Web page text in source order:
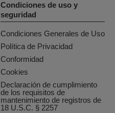
Condiciones de uso y
seguridad
Condiciones Generales de Uso
Política de Privacidad
Conformidad
Cookies
Declaración de cumplimiento
de los requisitos de
mantenimiento de registros de
18 U.S.C. § 2257